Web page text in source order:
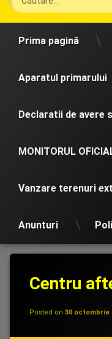
Prima pagină
Aparatul primarului
Declaratii de avere
MONITORUL
Vanzare terenuri
Anunturi
Centru
Posted on 30 octombrie